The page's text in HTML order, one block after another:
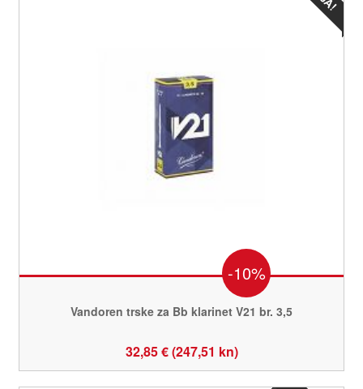
-10%
Vandoren trske za Bb klarinet V21 br. 3,5
32,85 € (247,51 kn)